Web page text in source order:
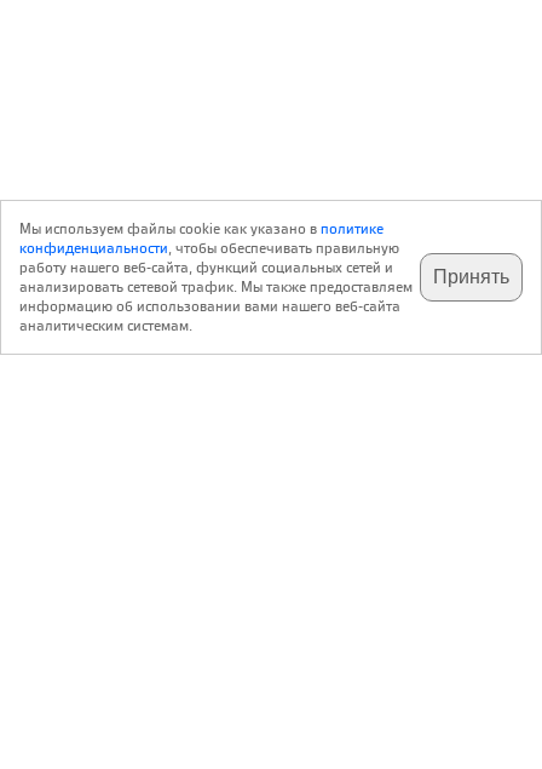
подпишитесь на наш
телеграм @archi_ru
✕
с 20 июля 1999 г.
Мы используем файлы cookie как указано вполитике
конфиденциальности, чтобы обеспечивать правильную
работу нашего веб-сайта, функций социальных сетей и
анализировать сетевой трафик. Мы также предоставляем
информацию об использовании вами нашего веб-сайта
аналитическим системам.
Принять